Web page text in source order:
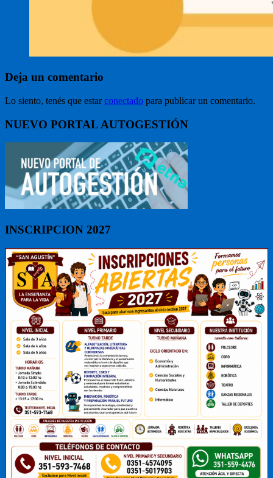
Deja un comentario
Lo siento, tenés que estarconectado para publicar un comentario.
NUEVO PORTAL AUTOGESTIÓN
INSCRIPCION 2027